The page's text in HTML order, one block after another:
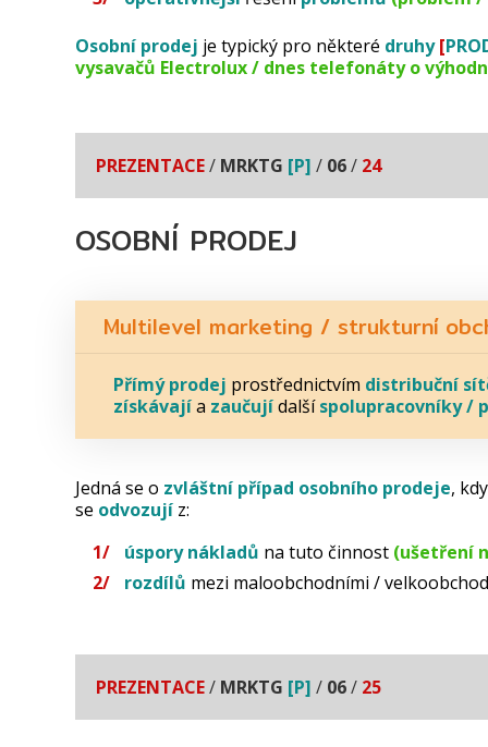
Osobní prodej je typický pro některé druhy[
vysavačů Electrolux / dnes telefonáty o
PREZENTACE/ MRKTG [P] / 06/ 24
OSOBNÍ PRODEJ
Multilevel marketing / strukturní
Přímý prodej prostřednictvím distribuční
získávajía zaučujídalšíspolupracovníky /
Jedná se o zvláštní případ osobního prodeje,
se odvozujíz:
úspory nákladů na tuto činnost (ušetření
rozdílů mezi maloobchodními /
PREZENTACE/ MRKTG [P] / 06/ 25